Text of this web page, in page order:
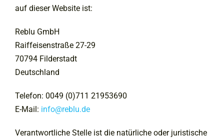
auf dieser Website ist:
Reblu GmbH
Raiffeisenstraße 27-29
70794 Filderstadt
Deutschland
Telefon: 0049 (0)711 21953690
E-Mail: info@reblu.de
Verantwortliche Stelle ist die natürliche oder juristische